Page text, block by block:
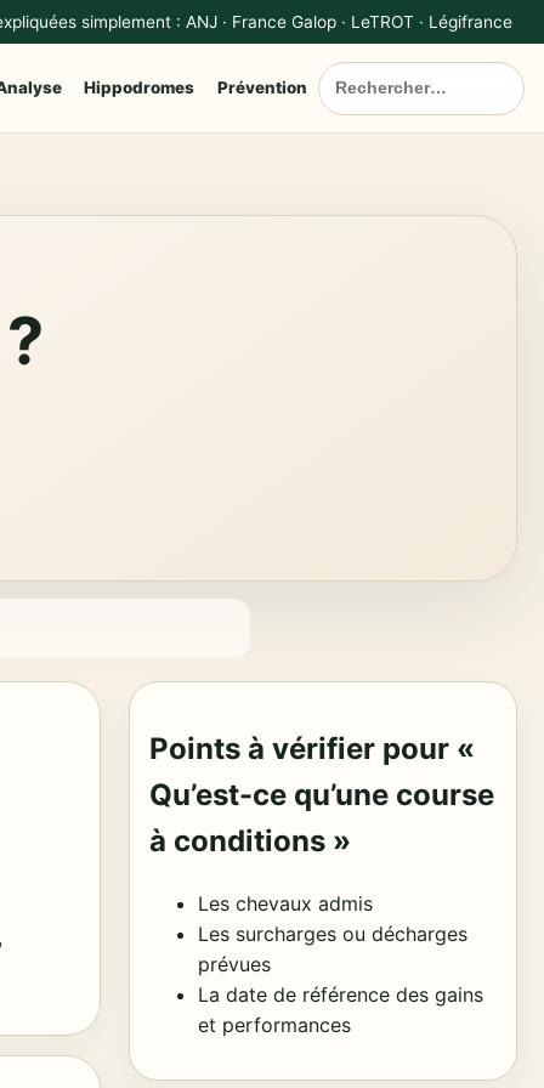
simplement : ANJ · France Galop · LeTROT · Légifrance
Hippodromes Prévention
Points à vérifier pour «
Qu’est-ce qu’une course
à conditions »
Les chevaux admis
Les surcharges ou décharges
prévues
La date de référence des gains
et performances